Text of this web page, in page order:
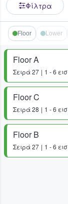
Φίλτρα
Floor Lower
Floor A
Σειρά27 1 - 6
Floor C
Σειρά28 1 - 6
Floor B
Σειρά27 1 - 6